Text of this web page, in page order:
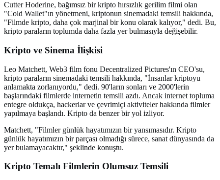
Cutter Hoderine, bağımsız bir kripto hırsızlık gerilim filmi olan
"Cold Wallet"ın yönetmeni, kriptonun sinemadaki temsili hakkında,
"Filmde kripto, daha çok marjinal bir konu olarak kalıyor," dedi. Bu,
kripto paraların toplumda daha fazla yer bulmasıyla değişebilir.
Kripto ve Sinema İlişkisi
Leo Matchett, Web3 film fonu Decentralized Pictures'ın CEO'su,
kripto paraların sinemadaki temsili hakkında, "İnsanlar kriptoyu
anlamakta zorlanıyordu," dedi. 90'ların sonları ve 2000'lerin
başlarındaki filmlerde internetin temsili azdı. Ancak internet topluma
entegre oldukça, hackerlar ve çevrimiçi aktiviteler hakkında filmler
yapılmaya başlandı. Kripto da benzer bir yol izliyor.
Matchett, "Filmler günlük hayatımızın bir yansımasıdır. Kripto
günlük hayatımızın bir parçası olmadığı sürece, sanat dünyasında da
yer bulamayacaktır," şeklinde konuştu.
Kripto Temalı Filmlerin Olumsuz Temsili